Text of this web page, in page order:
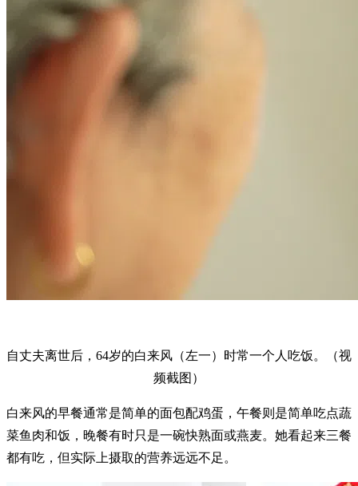
自丈夫离世后，64岁的白来风（左一）时常一个人吃饭。（视
频截图）
白来风的早餐通常是简单的面包配鸡蛋，午餐则是简单吃点蔬
菜鱼肉和饭，晚餐有时只是一碗快熟面或燕麦。她看起来三餐
都有吃，但实际上摄取的营养远远不足。